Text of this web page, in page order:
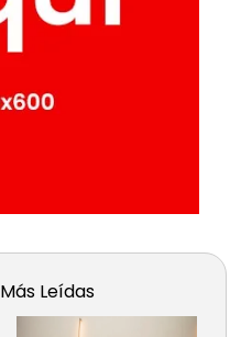
Más Leídas